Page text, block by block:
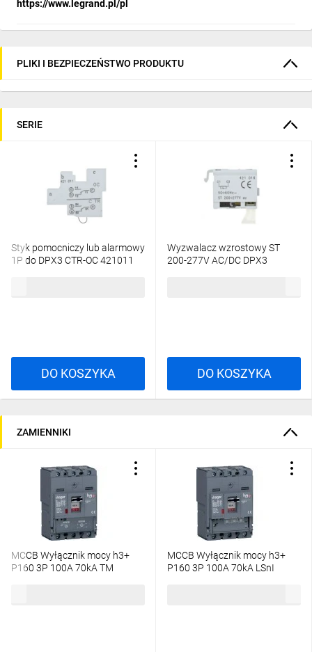
https://www.legrand.pl/pl
PLIKI I BEZPIECZEŃSTWO PRODUKTU
SERIE
Styk pomocniczy lub alarmowy
1P do DPX3 CTR-OC 421011
DO KOSZYKA
Wyzwalacz wzrostowy ST
200-277V AC/DC DPX3
DO KOSZYKA
ZAMIENNIKI
MCCB Wyłącznik mocy h3+
P160 3P 100A 70kA TM
MCCB Wyłącznik mocy h3+
P160 3P 100A 70kA LSnI